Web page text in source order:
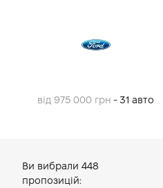
від 975 000 грн - 31 авто
Ви вибрали 448
пропозицій:
Політика якості
Контакти